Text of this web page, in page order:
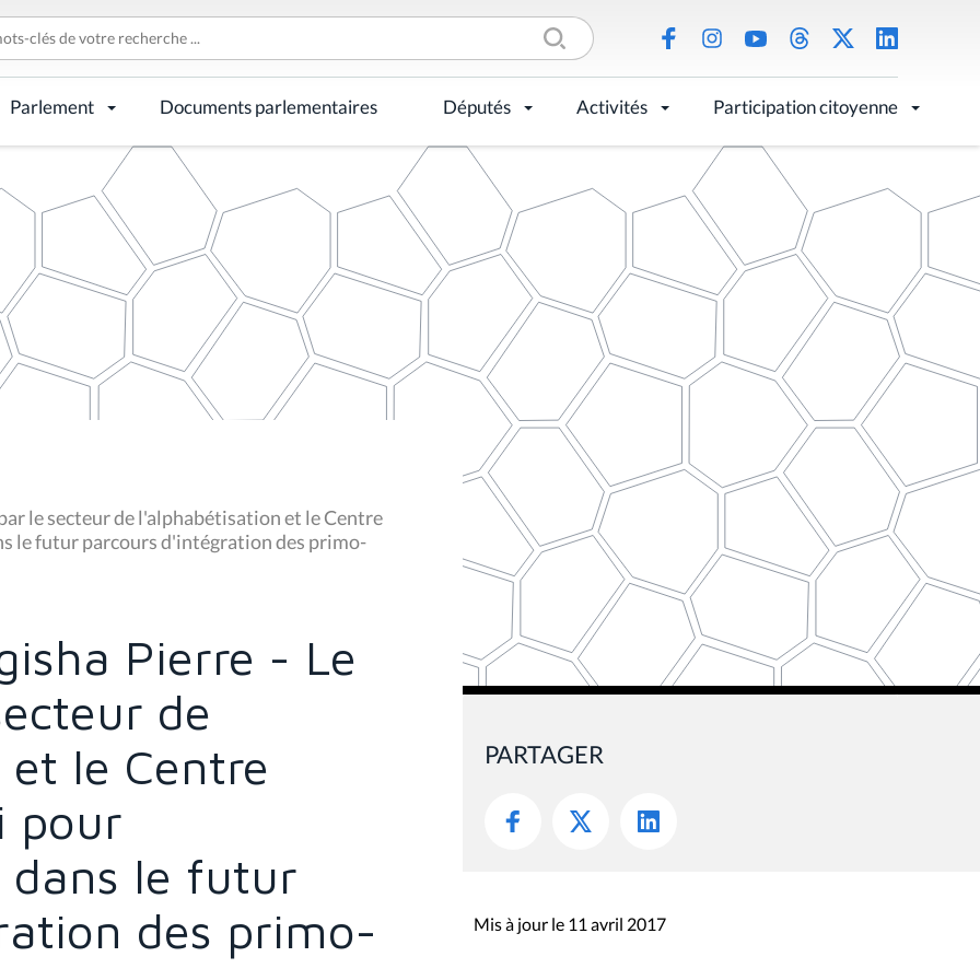
Parlement Documents parlementaires Députés Activités Participation citoyenne
le secteur de l'alphabétisation et le Centre
le futur parcours d'intégration des primo-
Pierre - Le
de
le Centre
pour
le futur
des primo-
PARTAGER
Mis à jour le 11 avril 2017